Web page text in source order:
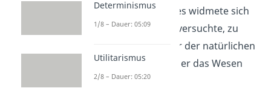
Philosoph Aristoteles widmete sich
der Metaphysik. Er versuchte, zu
erfassen, was hinter der natürlichen
Welt liegt. So wollte er das Wesen
des Seins erklären.
Determinismus
1/8 – Dauer: 05:09
Utilitarismus
2/8 – Dauer: 05:20